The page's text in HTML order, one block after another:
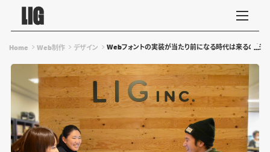
Home Web制作 デザイン Webフォントの実装が当たり前になる時代は来るのだろ